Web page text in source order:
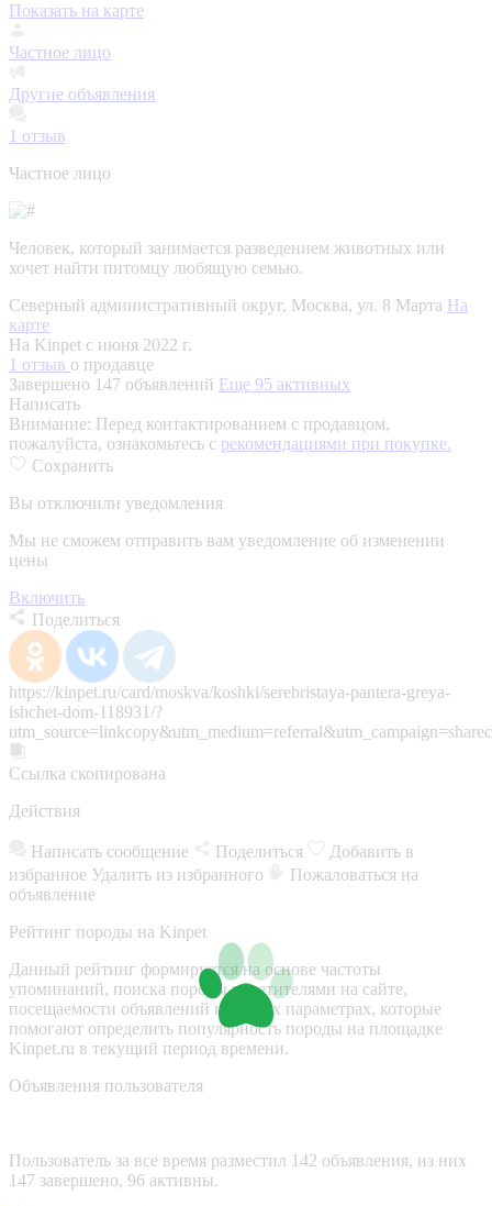
Показать на карте
Частное лицо
Другие объявления
1 отзыв
Частное лицо
Человек, который занимается разведением животных или
хочет найти питомцу любящую семью.
Северный административный округ, Москва, ул. 8 Марта На
карте
На Kinpet c июня 2022 г.
1 отзыв о продавце
Завершено 147 объявлений Еще 95 активных
Написать
Внимание: Перед контактированием с продавцом,
пожалуйста, ознакомьтесь с рекомендациями при покупке.
Сохранить
Вы отключили уведомления
Мы не сможем отправить вам уведомление об изменении
цены
Включить
Поделиться
https://kinpet.ru/card/moskva/koshki/serebristaya-pantera-greya-
ishchet-dom-118931/?
Ссылка скопирована
Действия
Написать сообщение Поделиться
Добавить в
избранное Удалить из избранного
Пожаловаться на
объявление
Рейтинг породы на Kinpet
Данный рейтинг формируется на основе частоты
упоминаний, поиска породы посетителями на сайте,
посещаемости объявлений и других параметрах, которые
помогают определить популярность породы на площадке
Kinpet.ru в текущий период времени.
Объявления пользователя
Пользователь за все время разместил 142 объявления, из них
147 завершено, 96 активны.